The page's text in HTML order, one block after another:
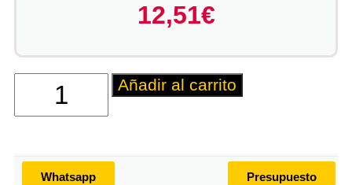
12,51€
Añadir al carrito
Whatsapp Presupuesto